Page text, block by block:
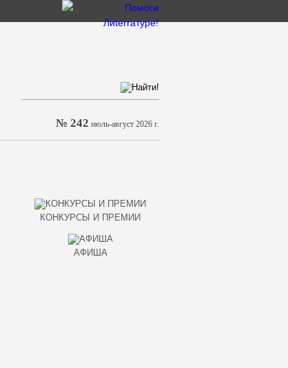
№ 242 июль-август 2026 г.
КОНКУРСЫ И ПРЕМИИ
АФИША